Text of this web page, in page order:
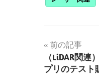
投
稿
前の記事
（LiDAR関
プリのテスト